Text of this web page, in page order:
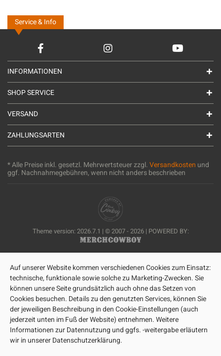
Service & Info
INFORMATIONEN
SHOP SERVICE
VERSAND
ZAHLUNGSARTEN
* Alle Preise inkl. gesetzl. Mehrwertsteuer zzgl.Versandkosten und
ggf. Nachnahmegebühren, wenn nicht anders beschrieben
Theme version: 2026.7.1 | © 2007 - 2026 | POWERED BY:
Auf unserer Website kommen verschiedenen Cookies zum Einsatz:
technische, funktionale sowie solche zu Marketing-Zwecken. Sie
können unsere Seite grundsätzlich auch ohne das Setzen von
Cookies besuchen. Details zu den genutzten Services, können Sie
der jeweiligen Beschreibung in den Cookie-Einstellungen (auch
jederzeit unten im Fuß der Website) entnehmen. Weitere
Informationen zur Datennutzung und ggfs. -weitergabe erläutern
wir in unserer Datenschutzerklärung.